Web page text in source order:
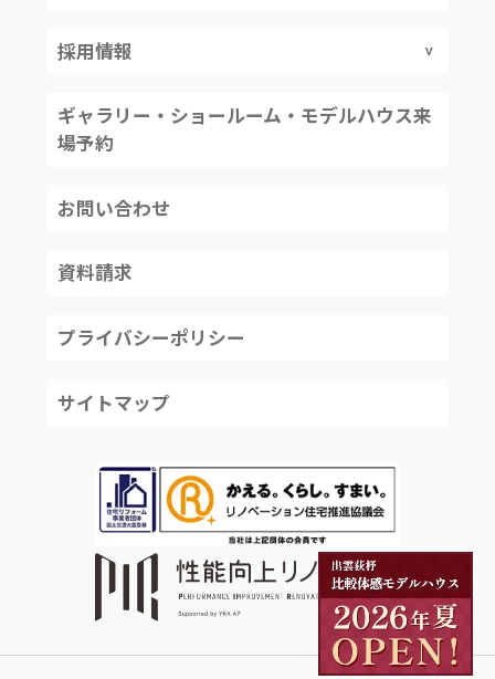
採用情報
ギャラリー・ショールーム・モデルハウス来
場予約
お問い合わせ
資料請求
プライバシーポリシー
サイトマップ